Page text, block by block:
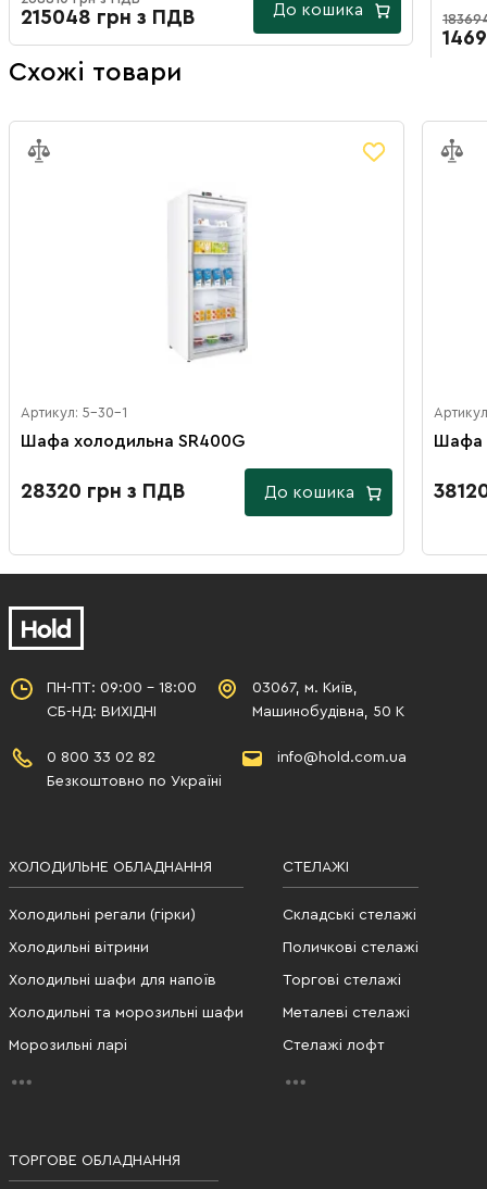
215048 грн з ПДВ До кошика
Схожі товари
Артикул: 5-30-1
Шафа холодильна SR400G
28320 грн з ПДВ До кошика
Шафа
ПН-ПТ: 09:00 - 18:00
СБ-НД: ВИХІДНІ
03067, м. Київ,
Машинобудівна, 50 К
0 800 33 02 82
Безкоштовно по Україні
info@hold.com.ua
ХОЛОДИЛЬНЕ ОБЛАДНАННЯ
Холодильні регали (гірки)
Холодильні вітрини
Холодильні шафи для напоїв
Холодильні та морозильні шафи
Морозильні ларі
СТЕЛАЖІ
Складські стелажі
Поличкові стелажі
Торгові стелажі
Металеві стелажі
Стелажі лофт
ТОРГОВЕ ОБЛАДНАННЯ